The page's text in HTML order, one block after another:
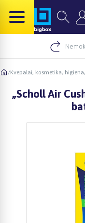
/Kvepalai, kosmetika, higiena
„Scholl Air